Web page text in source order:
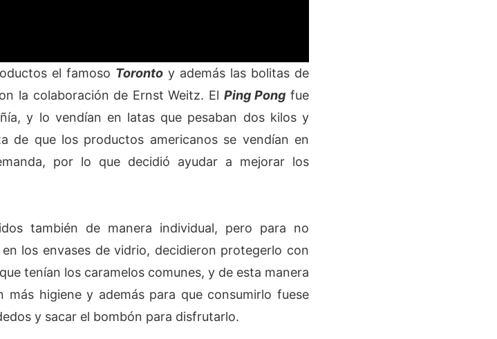
el famoso Torontoy además las bolitas de
la colaboración de Ernst Weitz. El Ping Pong fue
y lo vendían en latas que pesaban dos kilos y
de que los productos americanos se vendían en
por lo que decidió ayudar a mejorar los
también de manera individual, pero para no
los envases de vidrio, decidieron protegerlo con
tenían los caramelos comunes, y de esta manera
higiene y además para que consumirlo fuese
y sacar el bombón para disfrutarlo.